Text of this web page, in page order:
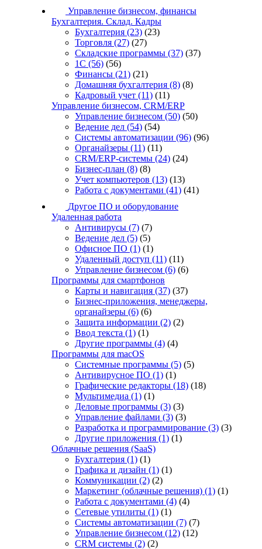
Управление бизнесом, финансы
Бухгалтерия. Склад. Кадры
Бухгалтерия (23) (23)
Торговля (27) (27)
Складские программы (37) (37)
1С (56) (56)
Финансы (21) (21)
Домашняя бухгалтерия (8) (8)
Кадровый учет (11) (11)
Управление бизнесом, CRM/ERP
Управление бизнесом (50) (50)
Ведение дел (54) (54)
Системы автоматизации (96) (96)
Органайзеры (11) (11)
CRM/ERP-системы (24) (24)
Бизнес-план (8) (8)
Учет компьютеров (13) (13)
Работа с документами (41) (41)
Другое ПО и оборудование
Удаленная работа
Антивирусы (7) (7)
Ведение дел (5) (5)
Офисное ПО (1) (1)
Удаленный доступ (11) (11)
Управление бизнесом (6) (6)
Программы для смартфонов
Карты и навигация (37) (37)
Бизнес-приложения, менеджеры,
органайзеры (6) (6)
Защита информации (2) (2)
Ввод текста (1) (1)
Другие программы (4) (4)
Программы для macOS
Системные программы (5) (5)
Антивирусное ПО (1) (1)
Графические редакторы (18) (18)
Мультимедиа (1) (1)
Деловые программы (3) (3)
Управление файлами (3) (3)
Разработка и программирование (3) (3)
Другие приложения (1) (1)
Облачные решения (SaaS)
Бухгалтерия (1) (1)
Графика и дизайн (1) (1)
Коммуникации (2) (2)
Маркетинг (облачные решения) (1) (1)
Работа с документами (4) (4)
Сетевые утилиты (1) (1)
Системы автоматизации (7) (7)
Управление бизнесом (12) (12)
CRM системы (2) (2)